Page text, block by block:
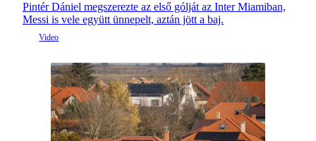
Pintér Dániel megszerezte az első gólját az Inter Miamiban,
Messi is vele együtt ünnepelt, aztán jött a baj.